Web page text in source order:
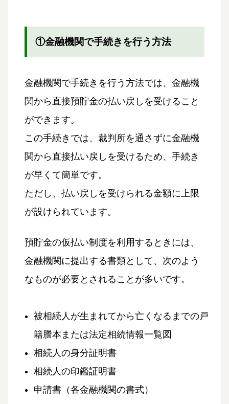
①金融機関で手続きを行う方法
金融機関で手続きを行う方法では、金融機
関から直接預貯金の払い戻しを受けること
ができます。
この手続きでは、裁判所を通さずに金融機
関から直接払い戻しを受けるため、手続き
が早くて簡単です。
ただし、払い戻しを受けられる金額に上限
が設けられています。
預貯金の仮払い制度を利用するときには、
金融機関に提出する書類として、次のよう
なものが必要とされることが多いです。
被相続人が生まれてから亡くなるまでの戸
籍謄本または法定相続情報一覧図
相続人の身分証明書
相続人の印鑑証明書
申請書（各金融機関の書式）